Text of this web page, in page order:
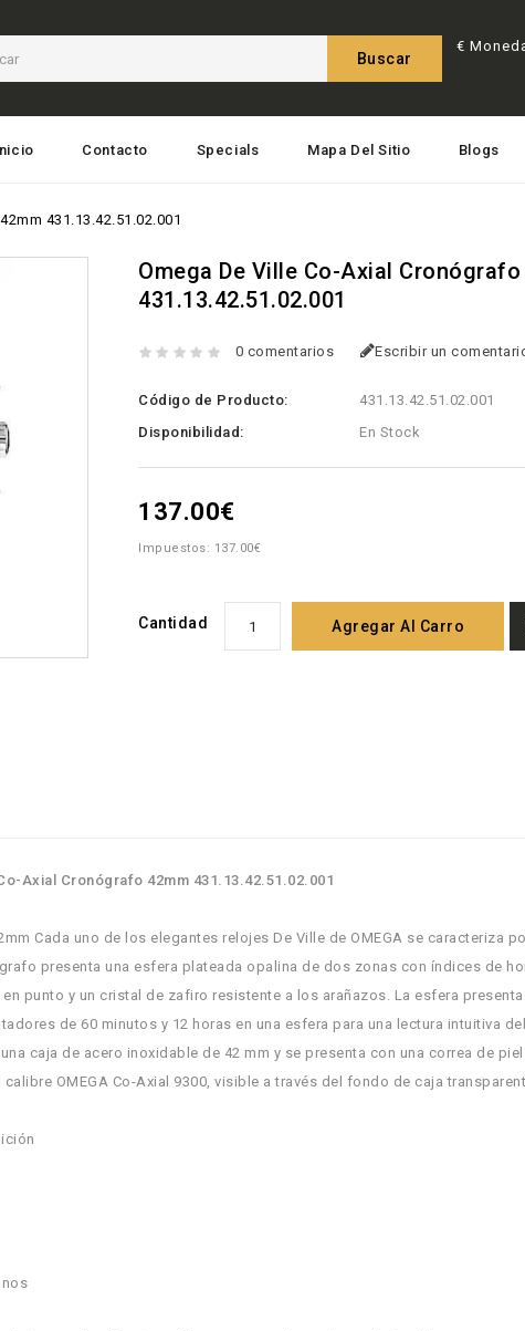
Buscar
€
Contacto Specials Mapa Del Sitio Blogs
431.13.42.51.02.001
Omega De Ville Co-Axial Cronógrafo
431.13.42.51.02.001
0 comentarios Escribir un
Código de Producto:
431.13.42.51.02.001
Disponibilidad:
En Stock
137.00€
Impuestos: 137.00€
Cantidad Agregar Al Carro
Axial Cronógrafo 42mm 431.13.42.51.02.001
Cada uno de los elegantes relojes De Ville de OMEGA se caracteriza
presenta una esfera plateada opalina de dos zonas con índices de
punto y un cristal de zafiro resistente a los arañazos. La esfera presenta
de 60 minutos y 12 horas en una esfera para una lectura intuitiva
caja de acero inoxidable de 42 mm y se presenta con una correa de
OMEGA Co-Axial 9300, visible a través del fondo de caja